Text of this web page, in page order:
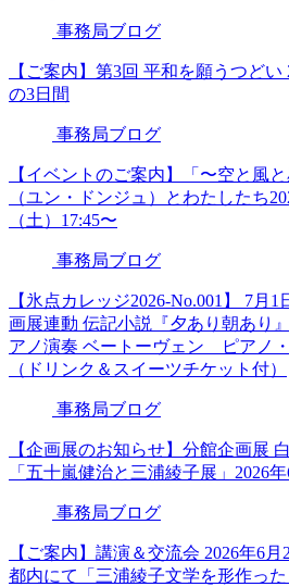
事務局ブログ
【ご案内】第3回 平和を願うつどい
の3日間
事務局ブログ
【イベントのご案内】「〜空と風
（ユン・ドンジュ）とわたしたち
（土）17:45〜
事務局ブログ
【氷点カレッジ2026-No.001】 7月
画展連動 伝記小説『夕あり朝あり
アノ演奏 ベートーヴェン ピアノ・
（ドリンク＆スイーツチケット付）
事務局ブログ
【企画展のお知らせ】分館企画展
「五十嵐健治と三浦綾子展」2026
事務局ブログ
【ご案内】講演＆交流会 2026年6
都内にて「三浦綾子文学を形作った